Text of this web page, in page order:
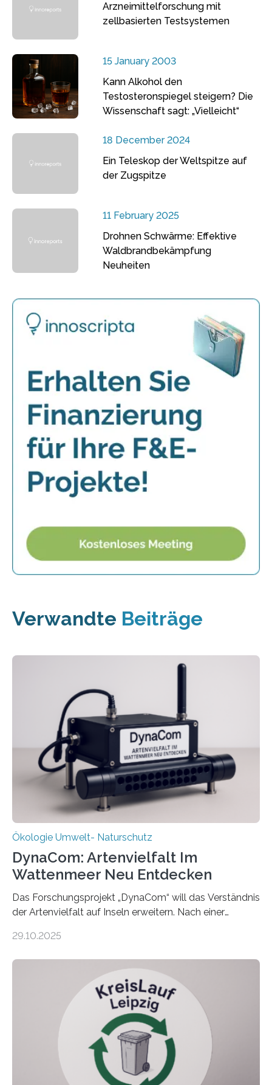
Arzneimittelforschung mit
zellbasierten Testsystemen
15 January 2003
Kann Alkohol den
Testosteronspiegel steigern? Die
Wissenschaft sagt: „Vielleicht“
18 December 2024
Ein Teleskop der Weltspitze auf
der Zugspitze
11 February 2025
Drohnen Schwärme: Effektive
Waldbrandbekämpfung
Neuheiten
Verwandte Beiträge
Ökologie Umwelt- Naturschutz
DynaCom: Artenvielfalt Im
Wattenmeer Neu Entdecken
Das Forschungsprojekt „DynaCom“ will das Verständnis
der Artenvielfalt auf Inseln erweitern. Nach einer
Beobachtungen im Wattenmeer ist nun eine große
Oldenburg befassen sich insbesondere damit, wie ein
Ökosystem gedeiht – und wie sich dieser Prozess
verlässlich prognostizieren lässt. Grünes Licht für
„DynaCom“: Die Deutsche Forschungsgemeinschaft
(DFG) fördert das Anfang 2019 gestartete
Forschungsprojekt an der Universität Oldenburg für
zwei weitere Jahre mit rund 1,2 Millionen Euro. „Wir
freuen uns sehr über…
29.10.2025